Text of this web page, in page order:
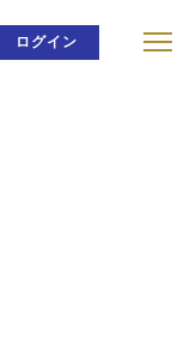
ログイン